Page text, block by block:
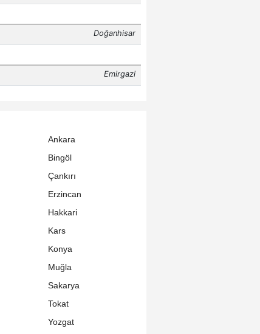
Ankara
Bingöl
Çankırı
Erzincan
Hakkari
Kars
Konya
Muğla
Sakarya
Tokat
Yozgat